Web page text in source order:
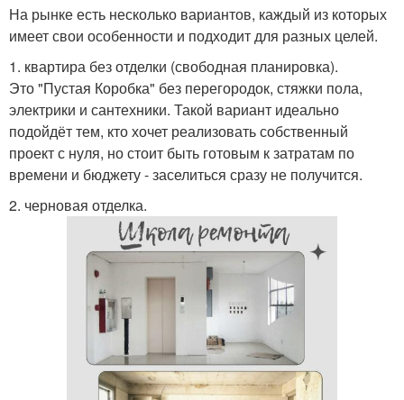
На рынке есть несколько вариантов, каждый из которых
имеет свои особенности и подходит для разных целей.
1. квартира без отделки (свободная планировка).
Это "Пустая Коробка" без перегородок, стяжки пола,
электрики и сантехники. Такой вариант идеально
подойдёт тем, кто хочет реализовать собственный
проект с нуля, но стоит быть готовым к затратам по
времени и бюджету - заселиться сразу не получится.
2. черновая отделка.